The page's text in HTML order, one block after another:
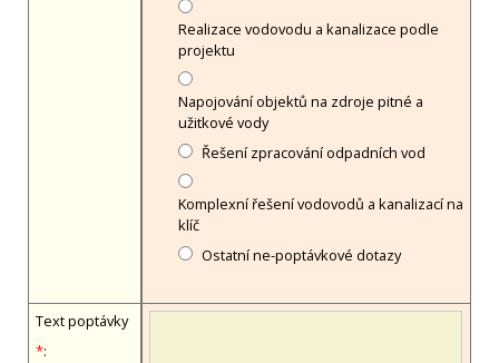
Realizace vodovodu a kanalizace podle
projektu
Napojování objektů na zdroje pitné a
užitkové vody
Řešení zpracování odpadních vod
Komplexní řešení vodovodů a kanalizací na
klíč
Ostatní ne-poptávkové dotazy
Text poptávky
*: